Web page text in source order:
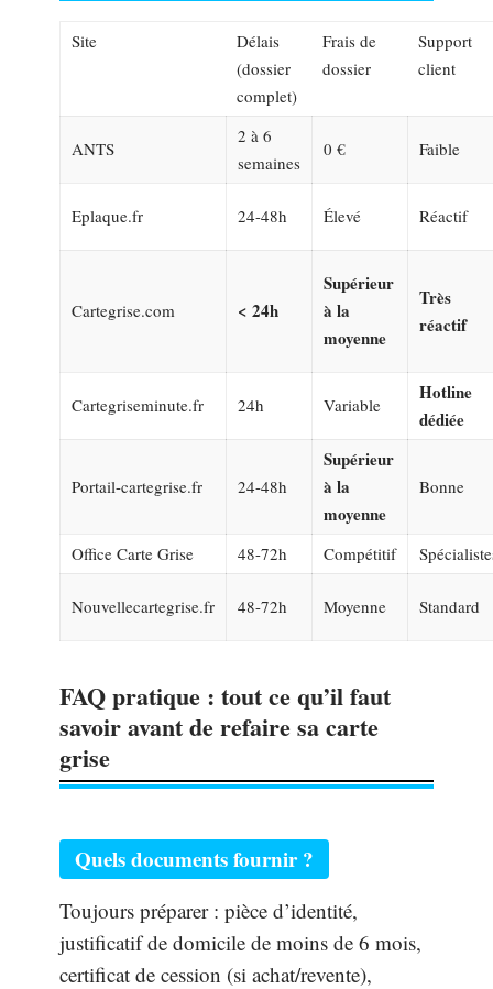
Site
Délais
(dossier
complet)
Frais de
dossier
Support
client
ANTS
2 à 6
semaines
0 € Faible
Eplaque.fr 24-48h Élevé Réactif
Cartegrise.com < 24h
Supérieur
à la
moyenne
Très
réactif
Cartegriseminute.fr 24h Variable
Hotline
dédiée
Portail-cartegrise.fr 24-48h
Supérieur
à la
moyenne
Bonne
Office Carte Grise 48-72h Compétitif
Nouvellecartegrise.fr 48-72h Moyenne Standard
FAQ pratique : tout ce qu’il faut
savoir avant de refaire sa carte
grise
Quels documents fournir ?
Toujours préparer : pièce d’identité,
justificatif de domicile de moins de 6 mois,
certificat de cession (si achat/revente),